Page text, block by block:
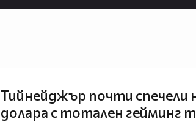
Тийнейджър почти спечели
долара с тотален гейминг